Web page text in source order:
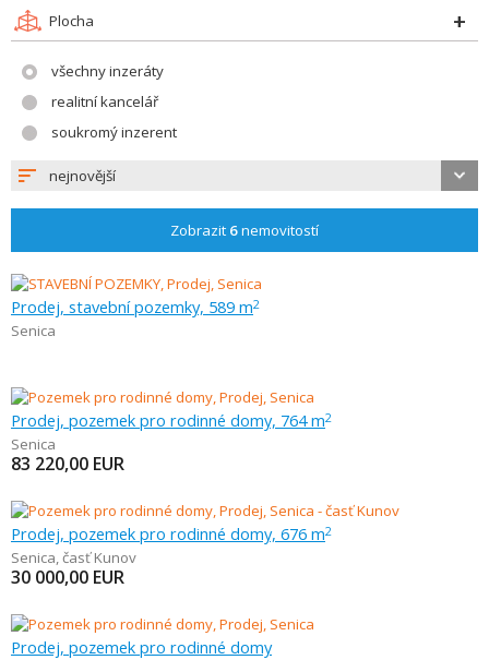
Plocha
všechny inzeráty
realitní kancelář
soukromý inzerent
nejnovější
Zobrazit 6nemovitostí
Prodej, stavební pozemky, 589 m2
Senica
Prodej, pozemek pro rodinné domy, 764 m2
Senica
83 220,00 EUR
Prodej, pozemek pro rodinné domy, 676 m2
Senica,časť Kunov
30 000,00 EUR
Prodej, pozemek pro rodinné domy